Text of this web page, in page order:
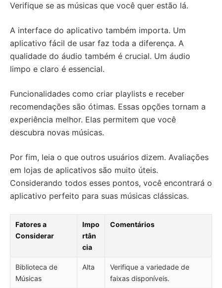
Verifique se as músicas que você quer estão lá.
A interface do aplicativo também importa. Um
aplicativo fácil de usar faz toda a diferença. A
qualidade do áudio também é crucial. Um áudio
limpo e claro é essencial.
Funcionalidades como criar playlists e receber
recomendações são ótimas. Essas opções tornam a
experiência melhor. Elas permitem que você
descubra novas músicas.
Por fim, leia o que outros usuários dizem. Avaliações
em lojas de aplicativos são muito úteis.
Considerando todos esses pontos, você encontrará o
aplicativo perfeito para suas músicas clássicas.
Fatores a
Considerar
Impo
rtân
cia
Comentários
Biblioteca de
Músicas
Alta
Verifique a variedade de
faixas disponíveis.